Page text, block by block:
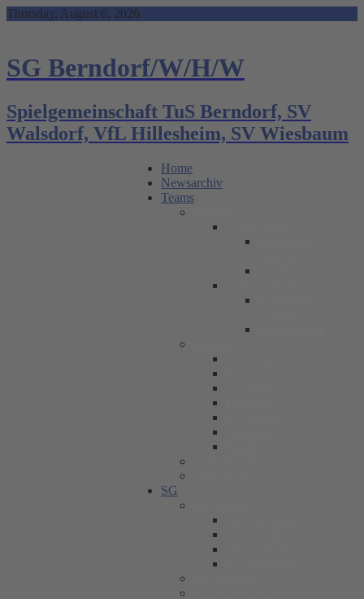
Skip
Thursday, August 6, 2026
SG Berndorf/W/H/W
Spielgemeinschaft TuS Berndorf, SV
Walsdorf, VfL Hillesheim, SV Wiesbaum
Home
Newsarchiv
Teams
SG